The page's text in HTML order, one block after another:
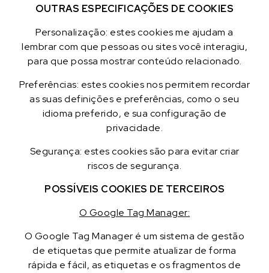
OUTRAS ESPECIFICAÇÕES DE COOKIES
Personalização: estes cookies me ajudam a
lembrar com que pessoas ou sites você interagiu,
para que possa mostrar conteúdo relacionado.
Preferências: estes cookies nos permitem recordar
as suas definições e preferências, como o seu
idioma preferido, e sua configuração de
privacidade.
Segurança: estes cookies são para evitar criar
riscos de segurança.
POSSÍVEIS COOKIES DE TERCEIROS
O Google Tag Manager:
O Google Tag Manager é um sistema de gestão
de etiquetas que permite atualizar de forma
rápida e fácil, as etiquetas e os fragmentos de